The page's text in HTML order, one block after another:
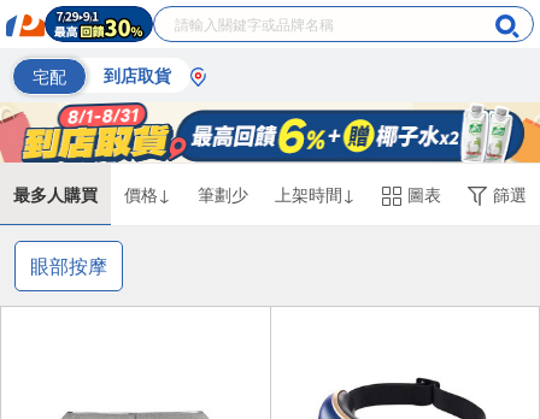
宅配 到店取貨
最多人購買 價格↓ 筆劃少 上架時間↓ 圖表 篩選
眼部按摩